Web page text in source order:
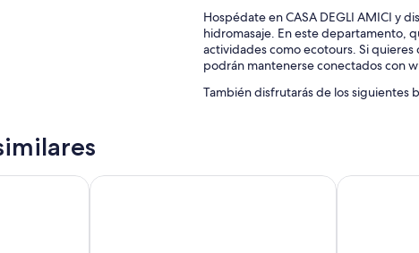
Hospédate en CASA DEGLI AMICI y
hidromasaje. En este departamento,
actividades como ecotours. Si quieres
podrán mantenerse conectados con
También disfrutarás de los siguientes
CASA RUBIS B&B Arco